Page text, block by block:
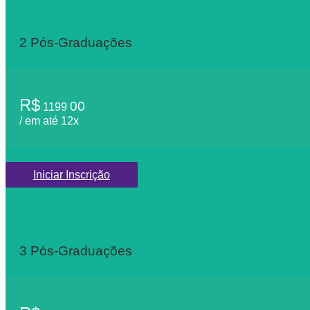
2 Pós-Graduações
R$ 1199 00
/ em até 12x
Iniciar Inscrição
3 Pós-Graduações